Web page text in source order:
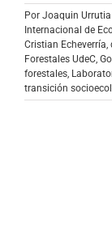
Por Joaquin Urrutia
Internacional de
Cristian Echeverría
Forestales UdeC
forestales
transición